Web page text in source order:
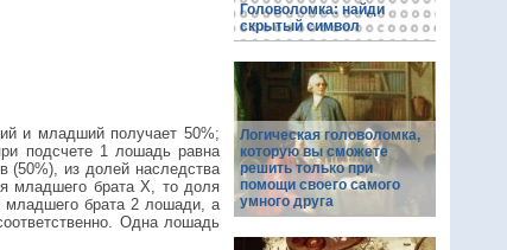
и младший получает 50%;
подсчете 1 лошадь равна
(50%), из долей наследства
младшего брата Х, то доля
брата 2 лошади, а
Одна лошадь
Головоломка: найди
скрытый символ
Логическая головоломка,
которую вы сможете
решить только при
помощи своего самого
умного друга